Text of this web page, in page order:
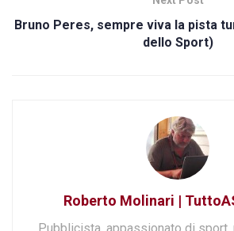
Bruno Peres, sempre viva la pista
dello Sport)
Roberto Molinari |